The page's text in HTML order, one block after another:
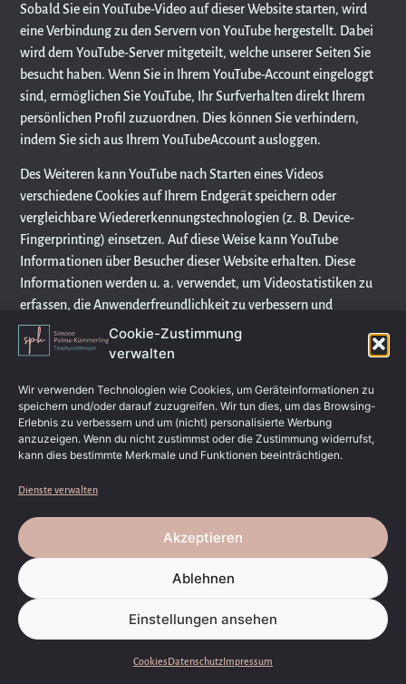
Cookie-Zustimmung
verwalten
Wir verwenden Technologien wie Cookies, um Geräteinformationen zu
speichern und/oder darauf zuzugreifen. Wir tun dies, um das Browsing-
Erlebnis zu verbessern und um (nicht) personalisierte Werbung
anzuzeigen. Wenn du nicht zustimmst oder die Zustimmung widerrufst,
kann dies bestimmte Merkmale und Funktionen beeinträchtigen.
Dienste verwalten
Akzeptieren
Ablehnen
Einstellungen ansehen
CookiesDatenschutzImpressum
Sobald Sie ein YouTube-Video auf dieser Website starten, wird
eine Verbindung zu den Servern von YouTube hergestellt. Dabei
wird dem YouTube-Server mitgeteilt, welche unserer Seiten Sie
besucht haben. Wenn Sie in Ihrem YouTube-Account eingeloggt
sind, ermöglichen Sie YouTube, Ihr Surfverhalten direkt Ihrem
persönlichen Profil zuzuordnen. Dies können Sie verhindern,
indem Sie sich aus Ihrem YouTubeAccount ausloggen.
Des Weiteren kann YouTube nach Starten eines Videos
verschiedene Cookies auf Ihrem Endgerät speichern oder
vergleichbare Wiedererkennungstechnologien (z. B. Device-
Fingerprinting) einsetzen. Auf diese Weise kann YouTube
Informationen über Besucher dieser Website erhalten. Diese
Informationen werden u. a. verwendet, um Videostatistiken zu
erfassen, die Anwenderfreundlichkeit zu verbessern und
Betrugsversuchen vorzubeugen.
Gegebenenfalls können nach dem Start eines YouTube-Videos
weitere Datenverarbeitungsvorgänge ausgelöst werden, auf die
wir keinen Einfluss haben.
Die Nutzung von YouTube erfolgt im Interesse einer
ansprechenden Darstellung unserer Online-Angebote. Dies stellt
ein berechtigtes Interesse im Sinne von Art. 6 Abs. 1 lit. f DSGVO
erfolgt die Verarbeitung ausschließlich auf Grundlage von Art. 6
Abs. 1 lit. a DSGVO; die Einwilligung ist jederzeit widerrufbar.
Weitere Informationen über Datenschutz bei YouTube finden Sie
in deren Datenschutzerklärung
unter:
https://policies.google.com/privacy?hl=de
Google Web Fonts (lokales Hosting)